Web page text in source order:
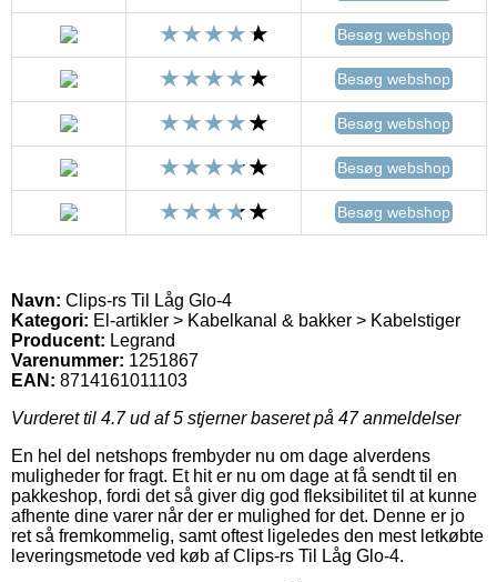
Besøg webshop
Besøg webshop
Besøg webshop
Besøg webshop
Besøg webshop
Navn: Clips-rs Til Låg Glo-4
Kategori: El-artikler > Kabelkanal & bakker > Kabelstiger
Producent: Legrand
Varenummer: 1251867
EAN: 8714161011103
Vurderet til 4.7ud af 5 stjerner baseret på 47anmeldelser
En hel del netshops frembyder nu om dage alverdens
muligheder for fragt. Et hit er nu om dage at få sendt til en
pakkeshop, fordi det så giver dig god fleksibilitet til at kunne
afhente dine varer når der er mulighed for det. Denne er jo
ret så fremkommelig, samt oftest ligeledes den mest letkøbte
leveringsmetode ved køb af Clips-rs Til Låg Glo-4.